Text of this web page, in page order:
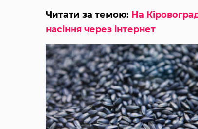
Читати за темою: На
насіння через інтернет